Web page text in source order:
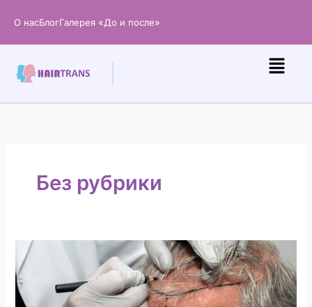
О насБлогГалерея «До и после»
Без рубрики
Возраст
начала
облысения:
когда